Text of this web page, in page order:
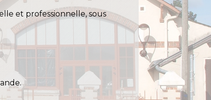
et professionnelle, sous